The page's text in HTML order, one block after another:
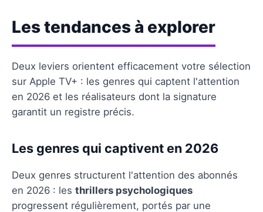
Les tendances à explorer
Deux leviers orientent efficacement votre sélection
sur Apple TV+ : les genres qui captent l'attention
en 2026 et les réalisateurs dont la signature
garantit un registre précis.
Les genres qui captivent en 2026
Deux genres structurent l'attention des abonnés
en 2026 : les thrillers psychologiques
progressent régulièrement, portés par une